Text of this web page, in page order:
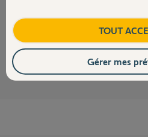
empreinte ou un code.
Omega O. il y a plus de 8
TOUT
Gérer mes